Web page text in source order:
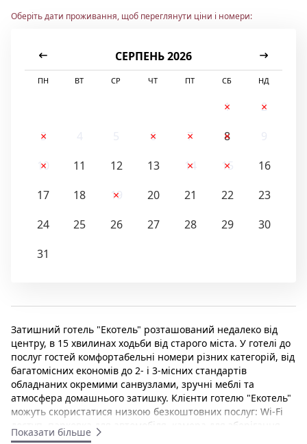
Оберіть дати проживання, щоб переглянути ціни і номери:
СЕРПЕНЬ 2026
ПН ВТ СР ЧТ ПТ СБ НД
1
2
3
6 7 8
10
11 12 13 14 15
16
17
18 19 20 21 22
23
24
25 26 27 28 29
30
31
Затишний готель "Екотель" розташований недалеко від
центру, в 15 хвилинах ходьби від старого міста. У готелі до
послуг гостей комфортабельні номери різних категорій, від
багатомісних економів до 2- і 3-місних стандартів
обладнаних окремими санвузлами, зручні меблі та
атмосфера домашнього затишку. Клієнти готелю "Екотель"
можуть скористатися низкою безкоштовних послуг: Wi-Fi
доступ, парковка для автомобіля, камера для зберігання
речей, туристична інформація. В готелі працює
Показати більше